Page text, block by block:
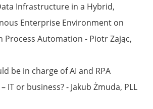
Infrastructure in a Hybrid,
Enterprise Environment on
Process Automation - Piotr Zając,
be in charge of AI and RPA
IT or business? - Jakub Żmuda, PLL